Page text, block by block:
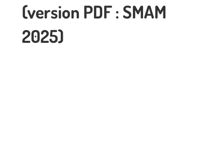
(version PDF :SMAM
2025)